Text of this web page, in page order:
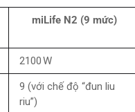
miLife N2 (9 mức)
2100 W
9 (với chế độ “đun liu
riu”)